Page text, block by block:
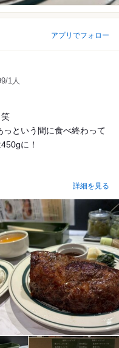
アプリでフォロー
1人
という間に食べ終わって
に！
詳細を見る